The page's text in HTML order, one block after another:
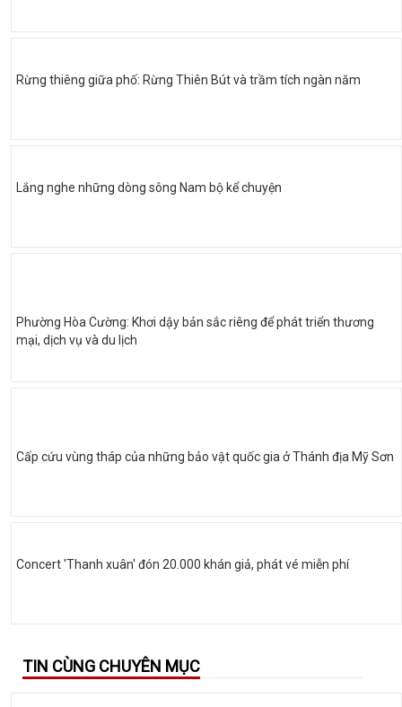
Rừng thiêng giữa phố: Rừng Thiên Bút và trầm tích ngàn năm
Lắng nghe những dòng sông Nam bộ kể chuyện
Phường Hòa Cường: Khơi dậy bản sắc riêng để phát triển thương
mại, dịch vụ và du lịch
Cấp cứu vùng tháp của những bảo vật quốc gia ở Thánh địa Mỹ Sơn
Concert 'Thanh xuân' đón 20.000 khán giả, phát vé miễn phí
TIN CÙNG CHUYÊN MỤC